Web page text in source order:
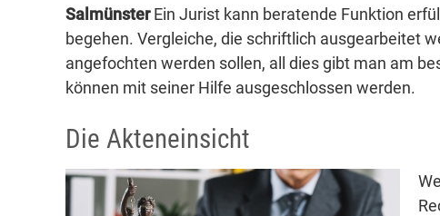
SalmünsterEin Jurist kann beratende Funktion
begehen. Vergleiche, die schriftlich ausgearbeitet
angefochten werden sollen, all dies gibt man am
können mit seiner Hilfe ausgeschlossen werden.
Die Akteneinsicht